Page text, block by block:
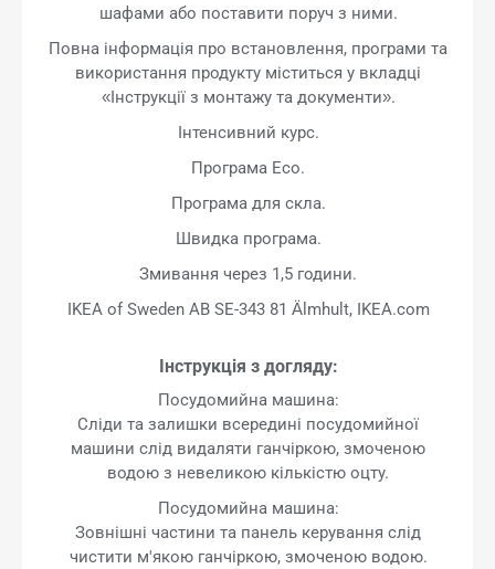
шафами або поставити поруч з ними.
Повна інформація про встановлення, програми та
використання продукту міститься у вкладці
«Інструкції з монтажу та документи».
Інтенсивний курс.
Програма Eco.
Програма для скла.
Швидка програма.
Змивання через 1,5 години.
IKEA of Sweden AB SE-343 81 Älmhult, IKEA.com
Інструкція з догляду:
Посудомийна машина:
Сліди та залишки всередині посудомийної
машини слід видаляти ганчіркою, змоченою
водою з невеликою кількістю оцту.
Посудомийна машина:
Зовнішні частини та панель керування слід
чистити м'якою ганчіркою, змоченою водою.